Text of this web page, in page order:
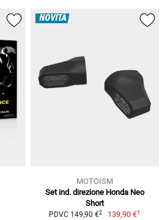
NOVITÀ
MOTOISM
Set ind. direzione Honda Neo
Short
PDVC 149,90 €2 139,90 €1